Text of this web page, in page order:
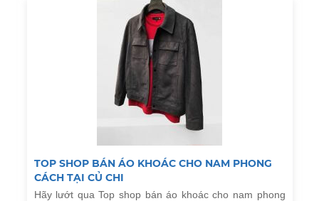
TOP SHOP BÁN ÁO KHOÁC CHO NAM PHONG
CÁCH TẠI CỦ CHI
Hãy lướt qua Top shop bán áo khoác cho nam phong